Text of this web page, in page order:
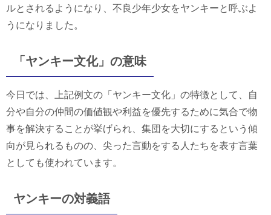
ルとされるようになり、不良少年少女をヤンキーと呼ぶよ
うになりました。
「ヤンキー文化」の意味
今日では、上記例文の「ヤンキー文化」の特徴として、自
分や自分の仲間の価値観や利益を優先するために気合で物
事を解決することが挙げられ、集団を大切にするという傾
向が見られるものの、尖った言動をする人たちを表す言葉
としても使われています。
ヤンキーの対義語